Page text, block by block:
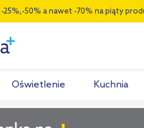
25%,-50% a nawet -70% na piąty
Oświetlenie Kuchnia